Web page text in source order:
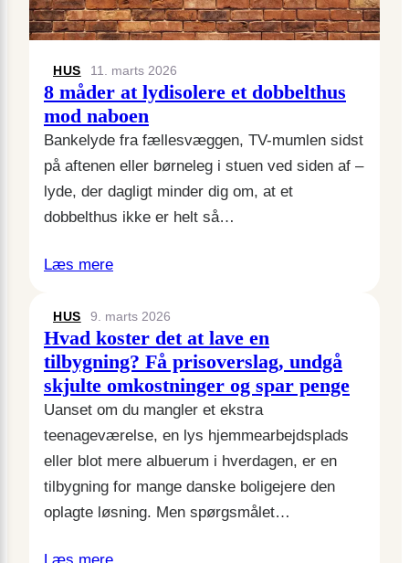
HUS 11. marts 2026
8 måder at lydisolere et dobbelthus
mod naboen
Bankelyde fra fællesvæggen, TV-mumlen sidst
på aftenen eller børneleg i stuen ved siden af –
lyde, der dagligt minder dig om, at et
dobbelthus ikke er helt så…
Læs mere
HUS 9. marts 2026
Hvad koster det at lave en
tilbygning? Få prisoverslag, undgå
skjulte omkostninger og spar penge
Uanset om du mangler et ekstra
teenageværelse, en lys hjemmearbejdsplads
eller blot mere albuerum i hverdagen, er en
tilbygning for mange danske boligejere den
oplagte løsning. Men spørgsmålet…